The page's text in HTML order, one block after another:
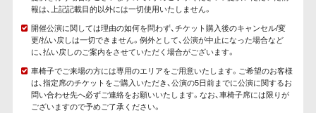
報は、上記記載目的以外には一切使用いたしません。
開催公演に関しては理由の如何を問わず、チケット購入後のキャンセル/変
更/払い戻しは一切できません。例外として、公演が中止になった場合など
に、払い戻しのご案内をさせていただく場合がございます。
車椅子でご来場の方には専用のエリアをご用意いたします。ご希望のお客様
は、指定席のチケットをご購入いただき、公演の5日前までに公演に関するお
問い合わせ先へ必ずご連絡をお願いいたします。なお、車椅子席には限りが
ございますので予めご了承ください。